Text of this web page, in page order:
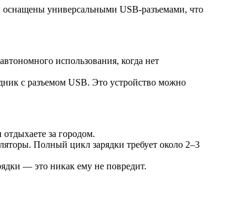
универсальными USB-разъемами, что
использования, когда нет
с разъемом USB. Это устройство можно
за городом.
Полный цикл зарядки требует около 2–3
— это никак ему не повредит.